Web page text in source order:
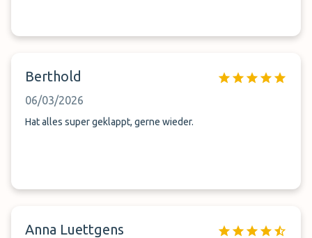
Berthold
06/03/2026
Hat alles super geklappt, gerne wieder.
Anna Luettgens